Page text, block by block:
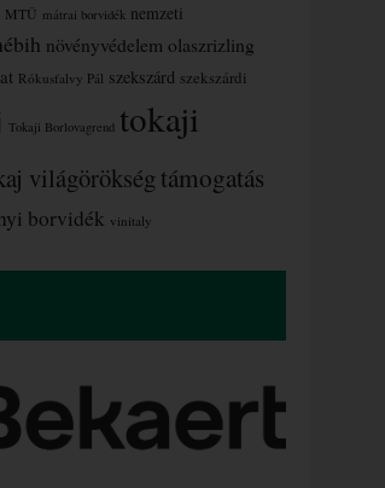
MTÜ mátrai borvidék nemzeti
növényvédelem olaszrizling
Rókusfalvy Pál szekszárd szekszárdi
Tokaji Borlovagrend tokaji
világörökségtámogatás
borvidék vinitaly